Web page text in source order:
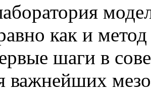
как и
шаги в
важнейших